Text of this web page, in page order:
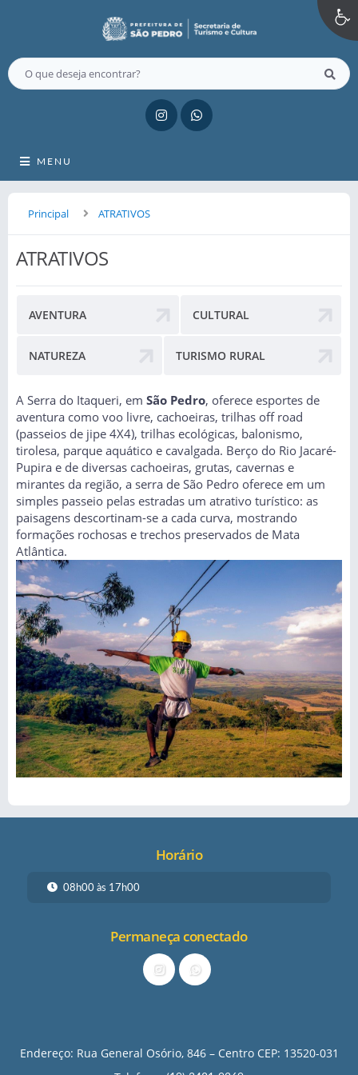
MENU
Principal ATRATIVOS
ATRATIVOS
AVENTURA CULTURAL
NATUREZA TURISMO RURAL
A Serra do Itaqueri, em São Pedro, oferece esportes de
aventura como voo livre, cachoeiras, trilhas off road
(passeios de jipe 4X4), trilhas ecológicas, balonismo,
tirolesa, parque aquático e cavalgada. Berço do Rio Jacaré-
Pupira e de diversas cachoeiras, grutas, cavernas e
mirantes da região, a serra de São Pedro oferece em um
simples passeio pelas estradas um atrativo turístico: as
paisagens descortinam-se a cada curva, mostrando
formações rochosas e trechos preservados de Mata
Atlântica.
Horário
08h00 às 17h00
Permaneça conectado
Endereço: Rua General Osório, 846 – Centro CEP: 13520-031